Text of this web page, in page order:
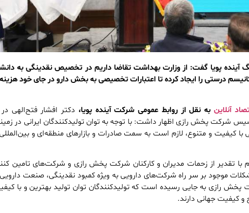
آینده پویا گفت: از وزارت بهداشت تقاضا داریم در تخصیص نقدینگی به
درستی را ایجاد کرده تا اعتبارات تخصیصی به بخش دارو در جای خود
آنلاین به نقل از روابط عمومی شرکت آینده پویا، دکتر افشار فتح‌الهی
شرکت پخش رازی اظهار داشت: با توجه به توان تولیدکنندگان ایرانی در
با کیفیت و متنوع، لازم است به سمت صادرات و بازارهای منطقه‌ای و
با تقدیر از زحمات مدیران و کارکنان شرکت پخش رازی و شرکت‌های تامین
موجود بر سر راه شرکت‌های دارویی به ویژه کمبود نقدینگی، صنعت
رازی به جایی رسیده است که تولیدکنندگان توان تولید بهترین و با
و کیفیت جهانی دارند.